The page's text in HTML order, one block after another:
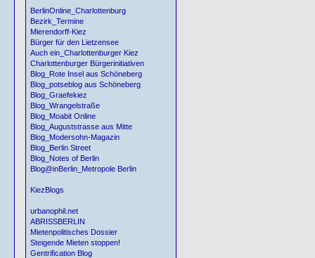
BerlinOnline_Charlottenburg
Bezirk_Termine
Mierendorff-Kiez
Bürger für den Lietzensee
Auch ein_Charlottenburger Kiez
Charlottenburger Bürgerinitiativen
Blog_Rote Insel aus Schöneberg
Blog_potseblog aus Schöneberg
Blog_Graefekiez
Blog_Wrangelstraße
Blog_Moabit Online
Blog_Auguststrasse aus Mitte
Blog_Modersohn-Magazin
Blog_Berlin Street
Blog_Notes of Berlin
Blog@inBerlin_Metropole Berlin
KiezBlogs
urbanophil.net
ABRISSBERLIN
Mietenpolitisches Dossier
Steigende Mieten stoppen!
Gentrification Blog